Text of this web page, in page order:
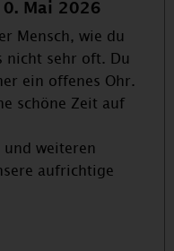
Mai 2026
Mensch, wie du
nicht sehr oft. Du
ein offenes Ohr.
schöne Zeit auf
weiteren
aufrichtige